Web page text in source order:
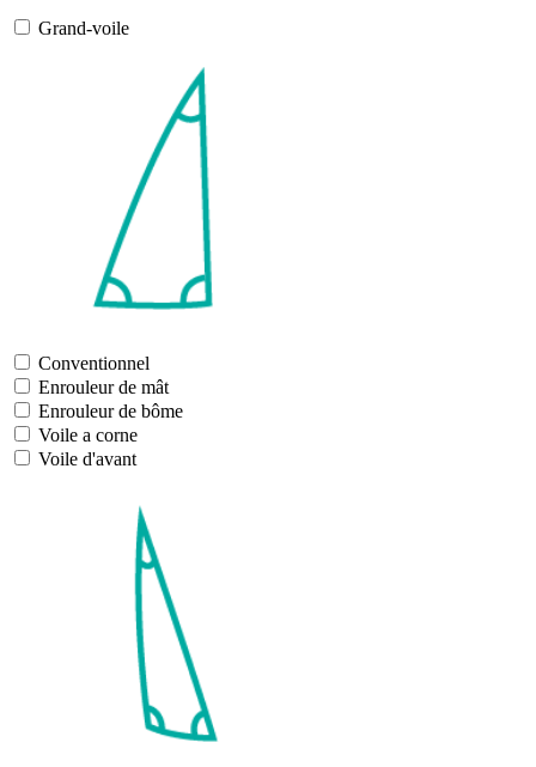
Grand-voile
Conventionnel
Enrouleur de mât
Enrouleur de bôme
Voile a corne
Voile d'avant